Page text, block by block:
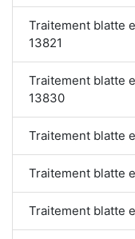
Traitement blatte
13821
Traitement blatte
13830
Traitement blatte
Traitement blatte
Traitement blatte